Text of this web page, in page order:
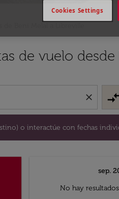
de vuelo desde
close
o interactúe con fechas
destino) o interactúe con
sep.
No hay
Cookies Settings